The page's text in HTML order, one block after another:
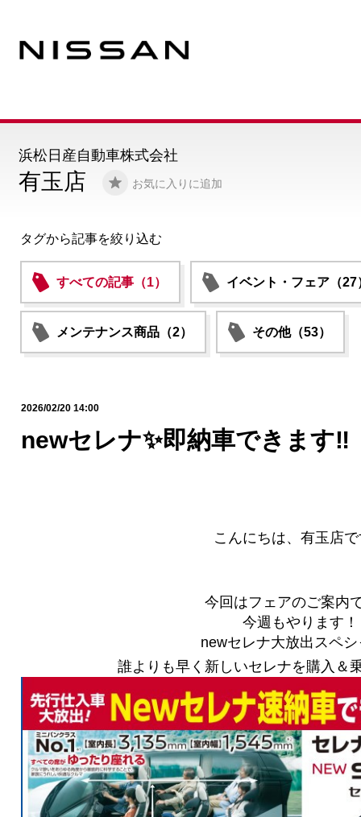
有玉店 お気に入りに追加
浜松日産自動車株式会社
タグから記事を絞り込む
すべての記事（1） イベント・フェア（27
メンテナンス商品（2） その他（53）
2026/02/20 14:00
newセレナ✨即納車できます‼︎
こんにちは、有玉店
今回はフェアのご案内
今週もやります！
newセレナ大放出スペ
誰よりも早く新しいセレナを購入＆